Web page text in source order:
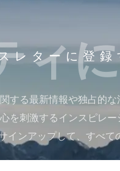
レターに登
ィ
する最新情報や独占的
を刺激するインスピレ
インアップして、すべ